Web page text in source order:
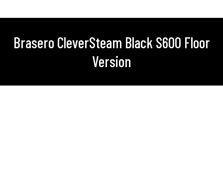
Brasero CleverSteam Black S600 Floor
Version
Vous êtes ici :